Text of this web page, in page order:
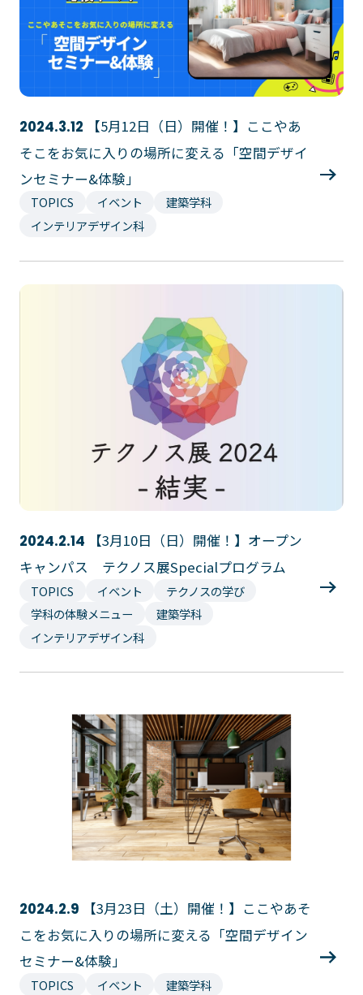
2024.3.12
【5月12日（日）開催！】ここやあ
そこをお気に入りの場所に変える「空間デザイ
ンセミナー&体験」
TOPICS イベント
建築学科
インテリアデザイン科
2024.2.14
【3月10日（日）開催！】オープン
キャンパス テクノス展Specialプログラム
TOPICS イベント
テクノスの学び
学科の体験メニュー
建築学科
インテリアデザイン科
2024.2.9
【3月23日（土）開催！】ここやあそ
こをお気に入りの場所に変える「空間デザイン
セミナー&体験」
TOPICS イベント
建築学科